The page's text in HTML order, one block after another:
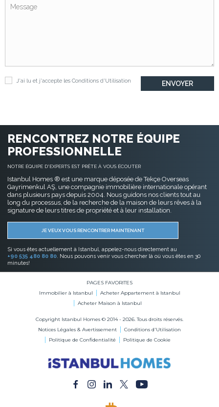
J'ai lu et j'accepte les Conditions d'Utilisation
RENCONTREZ NOTRE ÉQUIPE
PROFESSIONNELLE
NOTRE ÉQUIPE D'EXPERTS EST PRÊTE À VOUS ÉCOUTER
Istanbul Homes ® est une marque déposée de Tekçe Overseas
Gayrimenkul AŞ, une compagnie immobilière internationale opérant
dans plusieurs pays depuis 2004. Nous guidons nos clients tout au
long du processus, de la recherche de la maison de leurs rêves à la
signature de leurs titres de propriété et à leur installation.
JE VEUX VOUS RENCONTRER MAINTENANT
Si vous êtes actuellement à Istanbul, appelez-nous directement au
+90 535 480 80 80. Nous pouvons venir vous chercher là où vous êtes en 30
minutes!
PAGES FAVORITES
Immobilier à Istanbul
Acheter Appartement à Istanbul
Acheter Maison à Istanbul
Copyright Istanbul Homes © 2014 - 2026. Tous droits réservés.
Notices Légales & Avertissement
Conditions d'Utilisation
Politique de Confidentialité
Politique de Cookie